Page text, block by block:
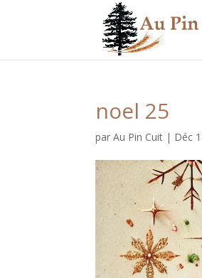
noel 25
parAu Pin Cuit | Déc